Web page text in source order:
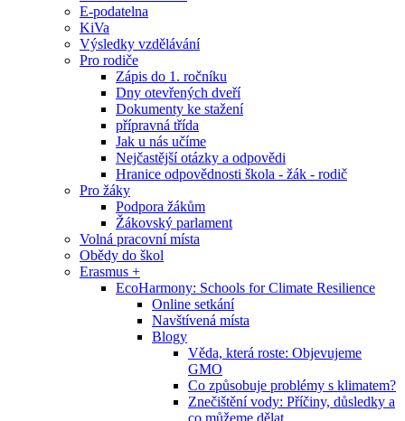
E-podatelna
KiVa
Výsledky vzdělávání
Pro rodiče
Zápis do 1. ročníku
Dny otevřených dveří
Dokumenty ke stažení
přípravná třída
Jak u nás učíme
Nejčastější otázky a odpovědi
Hranice odpovědnosti škola - žák - rodič
Pro žáky
Podpora žákům
Žákovský parlament
Volná pracovní místa
Obědy do škol
Erasmus +
EcoHarmony: Schools for Climate Resilience
Online setkání
Navštívená místa
Blogy
Věda, která roste: Objevujeme
GMO
Co způsobuje problémy s klimatem?
Znečištění vody: Příčiny, důsledky a
co můžeme dělat